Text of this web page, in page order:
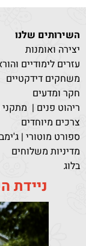
השירותים שלנו
יצירה ואומנות
עזרים לימודיים
משחקים דידקטיים
חקר ומדעים
ריהוט פנים | מתקני
צרכים מיוחדים
ספורט מוטורי |
מדיניות משלוחים
בלוג
ניידת